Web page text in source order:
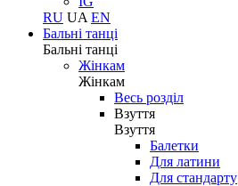
RU UA EN
Бальні танці
Бальні танці
Жінкам
Жінкам
Весь розділ
Взуття
Взуття
Балетки
Для латини
Для стандарту